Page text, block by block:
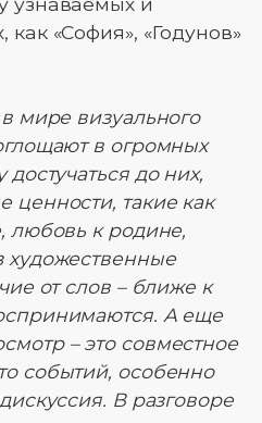
«София», «Годунов»
мире визуального
в огромных
достучаться до них,
ценности, такие как
любовь к родине,
художественные
от слов – ближе к
А еще
– это совместное
событий, особенно
В разговоре